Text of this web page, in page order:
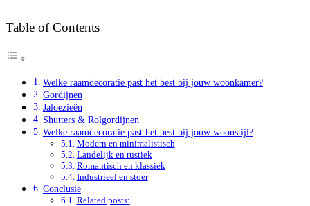
Table of Contents
Welke raamdecoratie past het best bij jouw woonkamer?
Gordijnen
Jaloezieën
Shutters & Rolgordijnen
Welke raamdecoratie past het best bij jouw woonstijl?
Modern en minimalistisch
Landelijk en rustiek
Romantisch en klassiek
Industrieel en stoer
Conclusie
Related posts: